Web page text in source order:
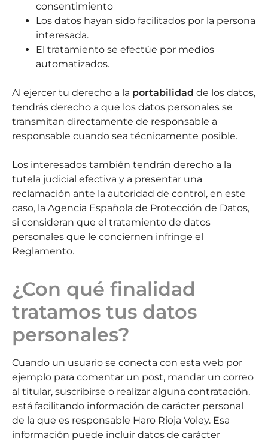
consentimiento
Los datos hayan sido facilitados por la persona
interesada.
El tratamiento se efectúe por medios
automatizados.
Al ejercer tu derecho a la portabilidad de los datos,
tendrás derecho a que los datos personales se
transmitan directamente de responsable a
responsable cuando sea técnicamente posible.
Los interesados también tendrán derecho a la
tutela judicial efectiva y a presentar una
reclamación ante la autoridad de control, en este
caso, la Agencia Española de Protección de Datos,
si consideran que el tratamiento de datos
personales que le conciernen infringe el
Reglamento.
¿Con qué finalidad
tratamos tus datos
personales?
Cuando un usuario se conecta con esta web por
ejemplo para comentar un post, mandar un correo
al titular, suscribirse o realizar alguna contratación,
está facilitando información de carácter personal
de la que es responsable Haro Rioja Voley. Esa
información puede incluir datos de carácter